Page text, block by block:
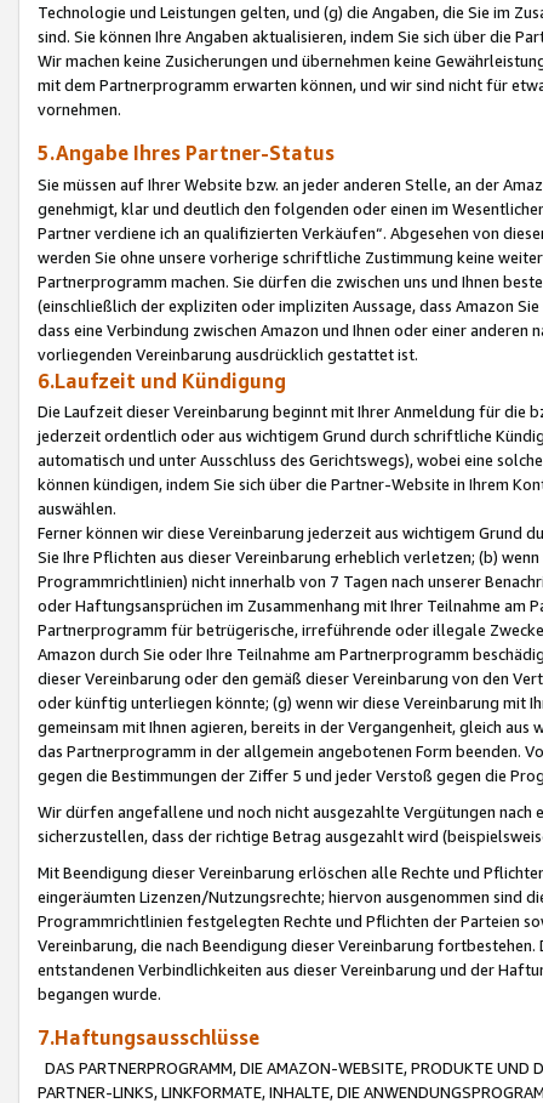
Technologie und Leistungen gelten, und (g) die Angaben, die Sie im
sind. Sie können Ihre Angaben aktualisieren, indem Sie sich über die
Wir machen keine Zusicherungen und übernehmen keine
mit dem Partnerprogramm erwarten können, und wir sind nicht für
vornehmen.
5.Angabe Ihres Partner-Status
Sie müssen auf Ihrer Website bzw. an jeder anderen Stelle, an der
genehmigt, klar und deutlich den folgenden oder einen im
Partner verdiene ich an qualifizierten Verkäufen“. Abgesehen von
werden Sie ohne unsere vorherige schriftliche Zustimmung keine
Partnerprogramm machen. Sie dürfen die zwischen uns und Ihnen
(einschließlich der expliziten oder impliziten Aussage, dass Amazon
dass eine Verbindung zwischen Amazon und Ihnen oder einer
vorliegenden Vereinbarung ausdrücklich gestattet ist.
6.Laufzeit und Kündigung
Die Laufzeit dieser Vereinbarung beginnt mit Ihrer Anmeldung für die
jederzeit ordentlich oder aus wichtigem Grund durch schriftliche
automatisch und unter Ausschluss des Gerichtswegs), wobei eine
können kündigen, indem Sie sich über die Partner-Website in Ihrem
auswählen.
Ferner können wir diese Vereinbarung jederzeit aus wichtigem Grund
Sie Ihre Pflichten aus dieser Vereinbarung erheblich verletzen; (b)
Programmrichtlinien) nicht innerhalb von 7 Tagen nach unserer
oder Haftungsansprüchen im Zusammenhang mit Ihrer Teilnahme am
Partnerprogramm für betrügerische, irreführende oder illegale
Amazon durch Sie oder Ihre Teilnahme am Partnerprogramm
dieser Vereinbarung oder den gemäß dieser Vereinbarung von den
oder künftig unterliegen könnte; (g) wenn wir diese Vereinbarung mit
gemeinsam mit Ihnen agieren, bereits in der Vergangenheit, gleich
das Partnerprogramm in der allgemein angebotenen Form beenden.
gegen die Bestimmungen der Ziffer 5 und jeder Verstoß gegen die
Wir dürfen angefallene und noch nicht ausgezahlte Vergütungen
sicherzustellen, dass der richtige Betrag ausgezahlt wird
Mit Beendigung dieser Vereinbarung erlöschen alle Rechte und
eingeräumten Lizenzen/Nutzungsrechte; hiervon ausgenommen sind
Programmrichtlinien festgelegten Rechte und Pflichten der Parteien
Vereinbarung, die nach Beendigung dieser Vereinbarung
entstandenen Verbindlichkeiten aus dieser Vereinbarung und der
begangen wurde.
7.Haftungsausschlüsse
DAS PARTNERPROGRAMM, DIE AMAZON-WEBSITE, PRODUKTE UND
PARTNER-LINKS, LINKFORMATE, INHALTE, DIE